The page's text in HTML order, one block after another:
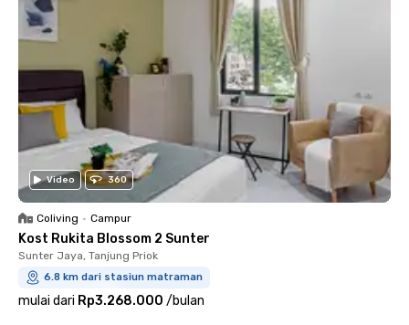
Video 360
Coliving • Campur
Kost Rukita Blossom 2 Sunter
Sunter Jaya, Tanjung Priok
6.8 km dari stasiun matraman
mulai dari Rp3.268.000 /bulan